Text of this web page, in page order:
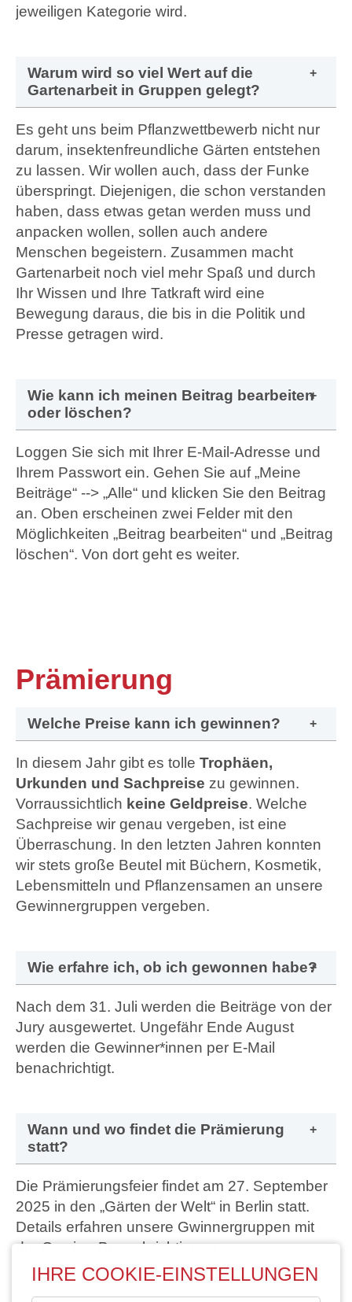
jeweiligen Kategorie wird.
Warum wird so viel Wert auf die
Gartenarbeit in Gruppen gelegt?
Es geht uns beim Pflanzwettbewerb nicht nur
darum, insektenfreundliche Gärten entstehen
zu lassen. Wir wollen auch, dass der Funke
überspringt. Diejenigen, die schon verstanden
haben, dass etwas getan werden muss und
anpacken wollen, sollen auch andere
Menschen begeistern. Zusammen macht
Gartenarbeit noch viel mehr Spaß und durch
Ihr Wissen und Ihre Tatkraft wird eine
Bewegung daraus, die bis in die Politik und
Presse getragen wird.
Wie kann ich meinen Beitrag bearbeiten
oder löschen?
Loggen Sie sich mit Ihrer E-Mail-Adresse und
Ihrem Passwort ein. Gehen Sie auf „Meine
Beiträge“ --> „Alle“ und klicken Sie den Beitrag
an. Oben erscheinen zwei Felder mit den
Möglichkeiten „Beitrag bearbeiten“ und „Beitrag
löschen“. Von dort geht es weiter.
Prämierung
Welche Preise kann ich gewinnen?
In diesem Jahr gibt es tolle Trophäen,
Urkunden und Sachpreise zu gewinnen.
Vorraussichtlich keine Geldpreise. Welche
Sachpreise wir genau vergeben, ist eine
Überraschung. In den letzten Jahren konnten
wir stets große Beutel mit Büchern, Kosmetik,
Lebensmitteln und Pflanzensamen an unsere
Gewinnergruppen vergeben.
Wie erfahre ich, ob ich gewonnen habe?
Nach dem 31. Juli werden die Beiträge von der
Jury ausgewertet. Ungefähr Ende August
werden die Gewinner*innen per E-Mail
benachrichtigt.
Wann und wo findet die Prämierung
statt?
Die Prämierungsfeier findet am 27. September
2025 in den „Gärten der Welt“ in Berlin statt.
Details erfahren unsere Gwinnergruppen mit
der Gewinn-Benachrichtigung.
IHRE COOKIE-EINSTELLUNGEN